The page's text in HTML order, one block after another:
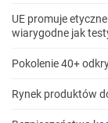
UE promuje
wiarygodne jak
Pokolenie 40+
Rynek produktów